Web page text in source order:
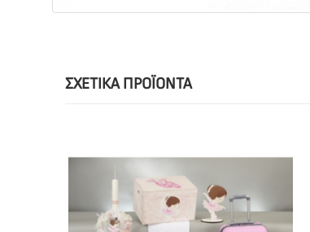
ΣΧΕΤΙΚΆ ΠΡΟΪΌΝΤΑ